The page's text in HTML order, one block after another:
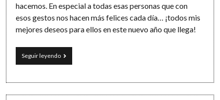
hacemos. En especial a todas esas personas que con
esos gestos nos hacen más felices cada día… ¡todos mis
mejores deseos para ellos en este nuevo año que llega!
Seguir leyendo¡¡Felices
Fiestas!!